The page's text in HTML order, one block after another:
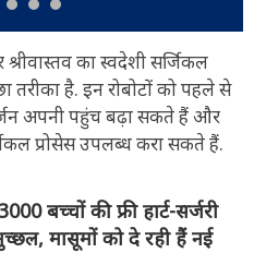
श्रीवास्तव का स्वदेशी सर्जिकल
तरीका है. इन रोबोटों को पहले से
अपनी पहुंच बढ़ा सकते हैं और
प्रोसेस उपलब्ध करा सकते हैं.
बच्चों की फ्री हार्ट-सर्जरी
मासूमों को दे रही हैं नई